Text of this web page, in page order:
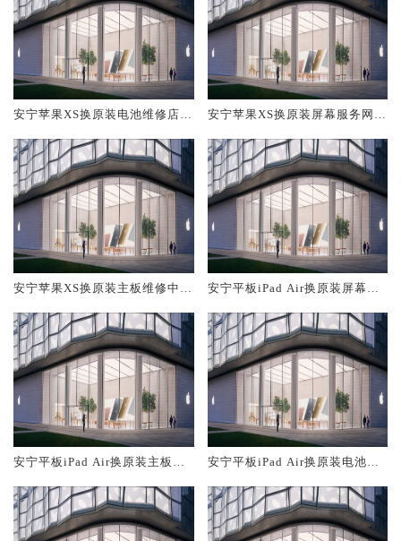
安宁苹果XS换原装电池维修店大
安宁苹果XS换原装屏幕服务网点
安宁苹果XS换原装主板维修中心
安宁平板iPad Air换原装屏幕服
安宁平板iPad Air换原装主板维
安宁平板iPad Air换原装电池维